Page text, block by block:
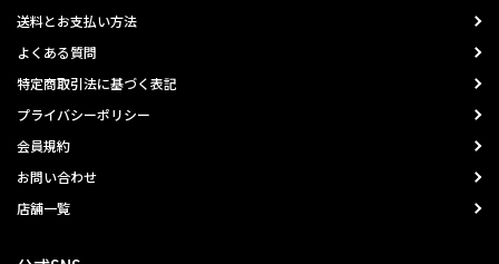
送料とお支払い方法
よくある質問
特定商取引法に基づく表記
プライバシーポリシー
会員規約
お問い合わせ
店舗一覧